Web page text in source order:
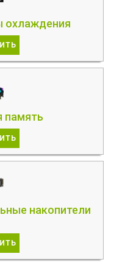
охлаждения
память
накопители